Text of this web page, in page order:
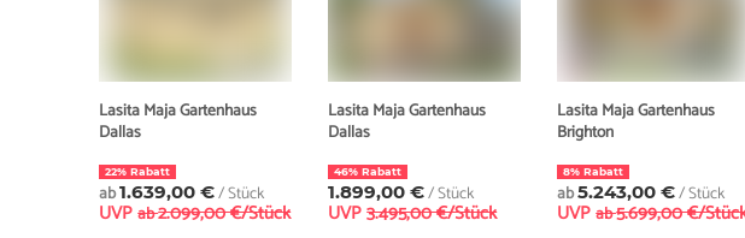
Lasita Maja Gartenhaus
Dallas
22% Rabatt
ab1.639,00 €/ Stück
UVP ab2.099,00 €/Stück
Lasita Maja Gartenhaus
Dallas
46% Rabatt
1.899,00 €/ Stück
UVP 3.495,00 €/Stück
Lasita Maja Gartenhaus
Brighton
8% Rabatt
ab5.243,00 €/ Stück
UVP ab5.699,00 €/